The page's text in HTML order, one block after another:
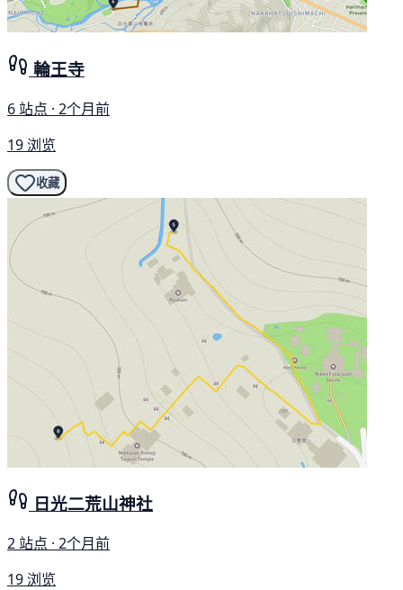
輪王寺
6 站点 · 2个月前
19 浏览
收藏
日光二荒山神社
2 站点 · 2个月前
19 浏览